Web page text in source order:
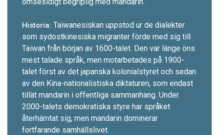
Historia: Taiwanesiskan uppstod ur de dialekter
som sydost­kinesiska migranter förde med sig till
Taiwan från början av 1600-t­alet. Den var länge öns
mest talade språk, men motarbetades på 1900-
talet först av det japanska kolonialstyret och sedan
av den Kina-nationalistiska diktaturen, som endast
tillät mandarin i offentliga sammanhang. Under
2000-talets demokratiska styre har språket
återhämtat sig, men mandarin dominerar
fortfarande samhällslivet.